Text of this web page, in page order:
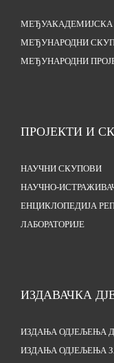
МЕЂУАКАДЕМИЈСКА
МЕЂУНАРОДНИ
МЕЂУНАРОДНИ
ПРОЈЕКТИ И
НАУЧНИ СКУПОВИ
НАУЧНО-
ЕНЦИКЛОПЕДИЈА
ЛАБОРАТОРИЈЕ
ИЗДАВАЧКА
ИЗДАЊА ОДЈЕЉЕЊА
ИЗДАЊА ОДЈЕЉЕЊА